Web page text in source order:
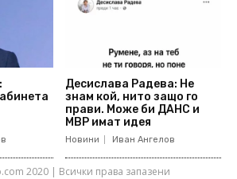
Десислава Радева: Не
знам кой, нито защо го
прави. Може би ДАНС и
МВР имат идея
Новини Иван Ангелов
2020 | Всички права запазени